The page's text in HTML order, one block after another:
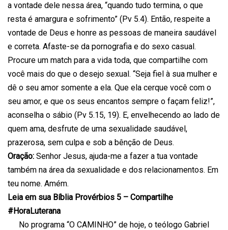
a vontade dele nessa área, “quando tudo termina, o que
resta é amargura e sofrimento” (Pv 5.4). Então, respeite a
vontade de Deus e honre as pessoas de maneira saudável
e correta. Afaste-se da pornografia e do sexo casual.
Procure um match para a vida toda, que compartilhe com
você mais do que o desejo sexual. “Seja fiel à sua mulher e
dê o seu amor somente a ela. Que ela cerque você com o
seu amor, e que os seus encantos sempre o façam feliz!”,
aconselha o sábio (Pv 5.15, 19). E, envelhecendo ao lado de
quem ama, desfrute de uma sexualidade saudável,
prazerosa, sem culpa e sob a bênção de Deus.
Oração: Senhor Jesus, ajuda-me a fazer a tua vontade
também na área da sexualidade e dos relacionamentos. Em
teu nome. Amém.
Leia em sua Bíblia Provérbios 5 – Compartilhe
#HoraLuterana
No programa “O CAMINHO” de hoje, o teólogo Gabriel